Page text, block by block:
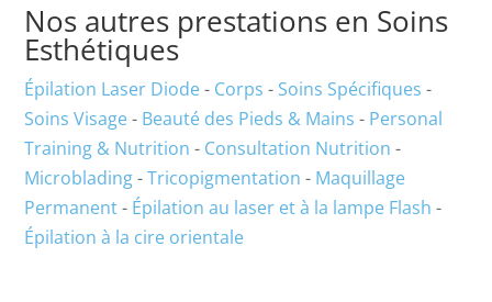
Nos autres prestations en Soins
Esthétiques
Épilation Laser Diode- Corps - Soins Spécifiques -
Soins Visage- Beauté des Pieds & Mains - Personal
Training & Nutrition - Consultation Nutrition -
Microblading-Tricopigmentation - Maquillage
Permanent- Épilation au laser et à la lampe Flash -
Épilation à la cire orientale